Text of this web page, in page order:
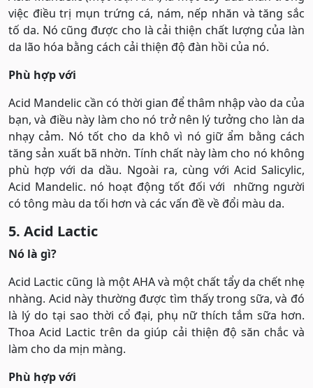
việc điều trị mụn trứng cá, nám, nếp nhăn và tăng sắc
tố da. Nó cũng được cho là cải thiện chất lượng của làn
da lão hóa bằng cách cải thiện độ đàn hồi của nó.
Phù hợp với
Acid Mandelic cần có thời gian để thâm nhập vào da của
bạn, và điều này làm cho nó trở nên lý tưởng cho làn da
nhạy cảm. Nó tốt cho da khô vì nó giữ ẩm bằng cách
tăng sản xuất bã nhờn. Tính chất này làm cho nó không
phù hợp với da dầu. Ngoài ra, cùng với Acid Salicylic,
Acid Mandelic. nó hoạt động tốt đối với những người
có tông màu da tối hơn và các vấn đề về đổi màu da.
5. Acid Lactic
Nó là gì?
Acid Lactic cũng là một AHA và một chất tẩy da chết nhẹ
nhàng. Acid này thường được tìm thấy trong sữa, và đó
là lý do tại sao thời cổ đại, phụ nữ thích tắm sữa hơn.
Thoa Acid Lactic trên da giúp cải thiện độ săn chắc và
làm cho da mịn màng.
Phù hợp với